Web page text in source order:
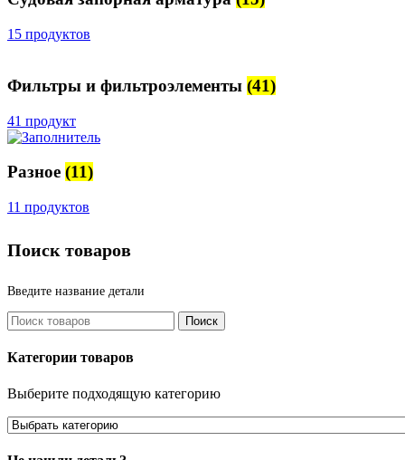
15 продуктов
Фильтры и фильтроэлементы (41)
41 продукт
Разное (11)
11 продуктов
Поиск товаров
Введите название детали
Поиск
Категории товаров
Выберите подходящую категорию